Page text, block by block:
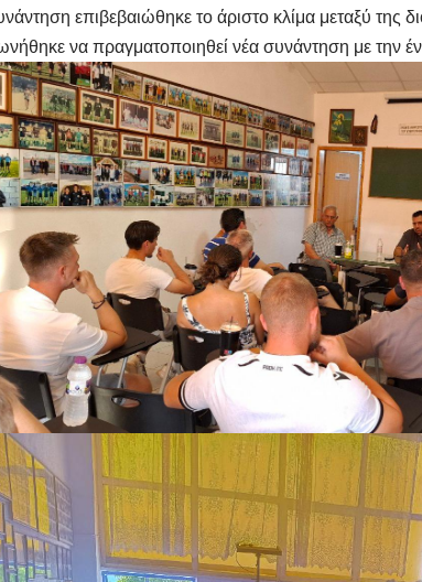
επιβεβαιώθηκε το άριστο κλίμα μεταξύ της
να πραγματοποιηθεί νέα συνάντηση με την